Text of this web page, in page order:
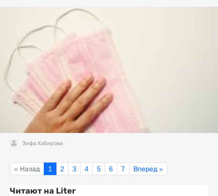
Зифа Хабирова
« Назад 1 2 3 4 5 6 7 Вперед »
Читают на Liter